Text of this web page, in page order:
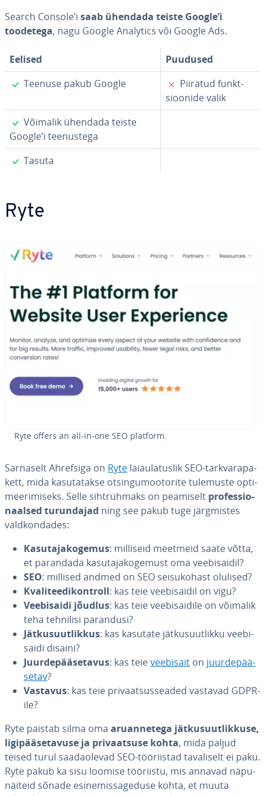
Search Console’i saab ühendada teiste Google’i
toodetega, nagu Google Analytics või Google Ads.
Eelised
Puudused
✓
Teenuse pakub Google ✗
Piiratud funkt­
sioo­nide valik
✓
Võimalik ühendada teiste
Google’i tee­nus­tega
✓
Tasuta
Ryte
Ryte offers an all-in-one SEO platform.
Sarnaselt Ahrefsiga on Ryte laiaula­tus­lik SEO-tark­vara­pa­
kett, mida ka­su­ta­takse ot­sin­gu­moo­to­rite tulemuste op­ti­
mee­ri­miseks. Selle sihtrüh­maks on peamiselt pro­fes­sio­
naal­sed tu­run­da­jad ning see pakub tuge järg­mis­tes
vald­kon­da­des:
Ka­su­ta­ja­ko­ge­mus: milliseid meetmeid saate võtta,
et parandada ka­su­ta­ja­ko­ge­must oma vee­bi­sai­dil?
SEO: millised andmed on SEO sei­su­ko­hast olulised?
Kva­li­tee­di­kont­roll: kas teie vee­bi­sai­dil on vigu?
Vee­bi­saidi jõudlus: kas teie vee­bi­sai­dile on võimalik
teha tehnilisi parandusi?
Jät­ku­suut­lik­kus: kas kasutate jät­ku­suut­likku vee­bi­
saidi disaini?
Juur­de­pää­se­ta­vus: kas teieveebisait on juur­de­pää­
se­tav?
Vastavus: kas teie pri­vaatsus­sea­ded vastavad GDPR-
ile?
Ryte paistab silma oma aru­an­ne­tega jät­ku­suut­lik­kuse,
li­gi­pää­se­ta­vuse ja pri­vaat­suse kohta, mida paljud
teised turul saa­daole­vad SEO-töö­riis­tad ta­va­li­selt ei paku.
Ryte pakub ka sisu loomise tööriistu, mis annavad nä­pu­
näi­teid sõnade esi­ne­mis­sa­ge­duse kohta, et muuta